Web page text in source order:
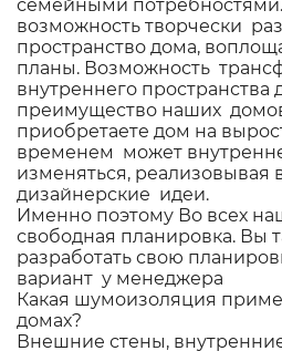
семейными
возможность творчески
пространство дома,
планы. Возможность
внутреннего пространства
преимущество наших
приобретаете дом на
временем может
изменяться, реализовывая
дизайнерские идеи.
Именно поэтому Во всех
свободная планировка. Вы
разработать свою
вариант у менеджера
Какая шумоизоляция
домах?
Внешние стены,